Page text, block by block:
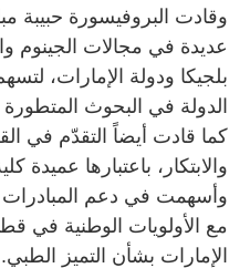
وقادت البروفيسورة حبيبة
عديدة في مجالات
بلجيكا ودولة الإمارات،
الدولة في البحوث
كما قادت أيضاً التقدّم في
والابتكار، باعتبارها عميدة
وأسهمت في دعم المبادرات
مع الأولويات الوطنية في
الإمارات بشأن التميز الطبي.